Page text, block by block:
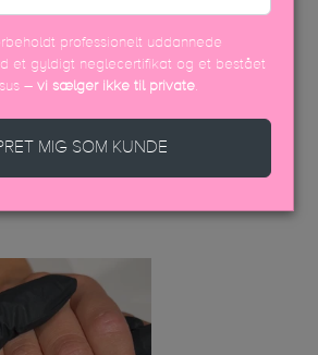
MORE
professionelt uddannede
et gyldigt neglecertifikat og et bestået
–vi sælger ikke til private.
MIG SOM KUNDE